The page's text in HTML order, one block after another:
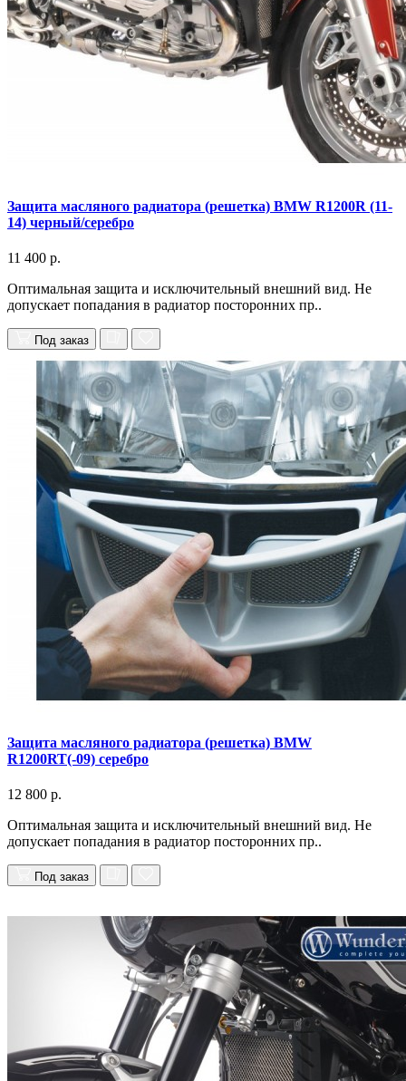
Защита масляного радиатора (решетка) BMW R1200R (11-
14) черный/серебро
11 400 р.
Оптимальная защита и исключительный внешний вид. Не
допускает попадания в радиатор посторонних пр..
Под заказ
Защита масляного радиатора (решетка) BMW
R1200RT(-09) серебро
12 800 р.
Оптимальная защита и исключительный внешний вид. Не
допускает попадания в радиатор посторонних пр..
Под заказ